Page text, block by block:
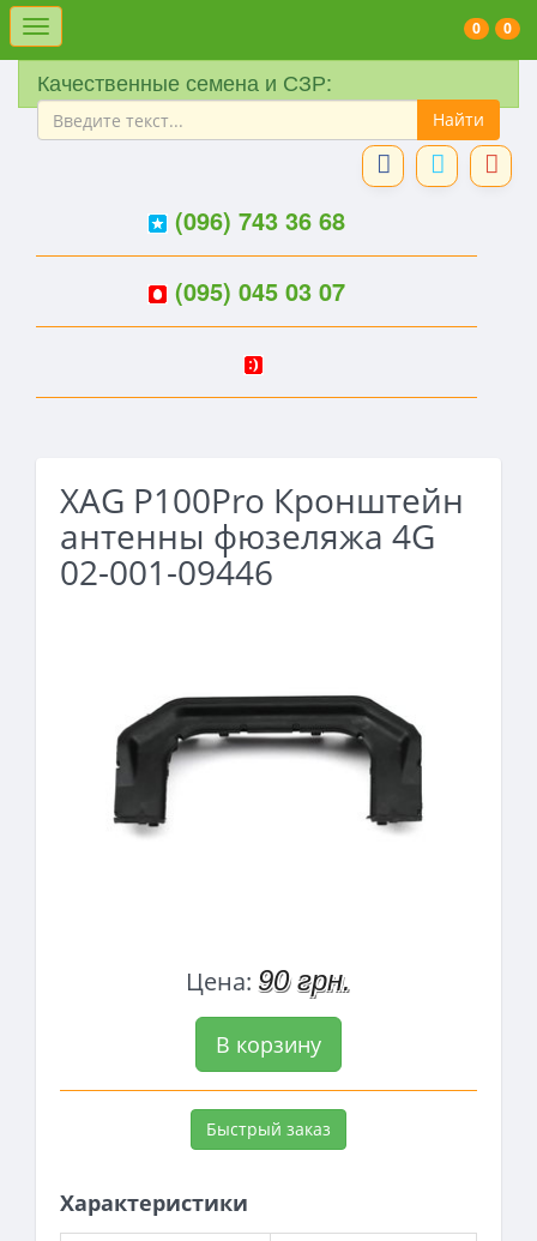
Меню 0
0
Качественные семена и СЗР:
(096) 743 36 68
(095) 045 03 07
XAG P100Pro Кронштейн
антенны фюзеляжа 4G
02-001-09446
Цена: 90 грн.
В корзину
Быстрый заказ
Характеристики